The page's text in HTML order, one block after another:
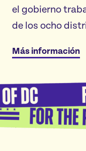
el gobierno
de los ocho
Más información